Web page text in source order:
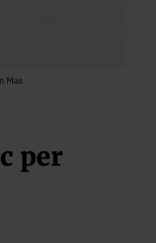
Mas
per